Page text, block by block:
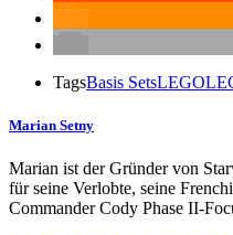
TagsBasis SetsLEGO
Marian Setny
Marian ist der Gründer von
für seine Verlobte, seine
Commander Cody Phase II-